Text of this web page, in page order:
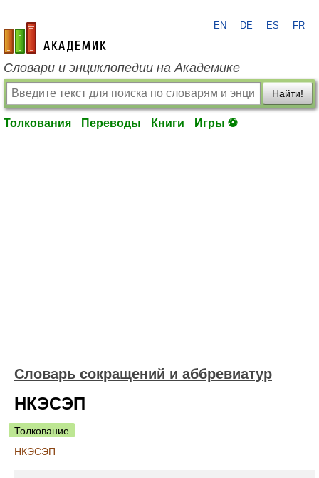
academic.ru
EN DE ES FR
Словари и энциклопедии на Академике
Найти!
Толкования Переводы Книги Игры ⚽
Словарь сокращений и аббревиатур
НКЭСЭП
Толкование
НКЭСЭП